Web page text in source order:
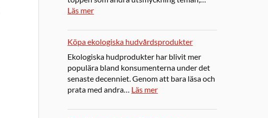
Läs mer
Köpa ekologiska hudvårdsprodukter
Ekologiska hudprodukter har blivit mer
populära bland konsumenterna under det
senaste decenniet. Genom att bara läsa och
prata med andra… Läs mer